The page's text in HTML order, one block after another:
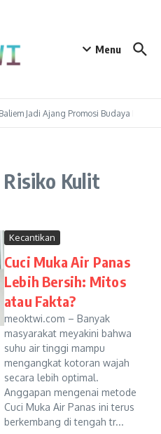
Menu
Jadi Ajang Promosi Budaya
Kulit
Kecantikan
Cuci Muka Air Panas
Lebih Bersih: Mitos
atau Fakta?
meoktwi.com – Banyak
masyarakat meyakini bahwa
suhu air tinggi mampu
mengangkat kotoran wajah
secara lebih optimal.
Anggapan mengenai metode
Cuci Muka Air Panas ini terus
berkembang di tengah tr...